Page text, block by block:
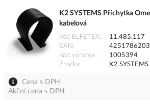
K2 SYSTEMS Příchytka
kabelová
Kód ELFETEX
11.485.117
EAN
Kód výrobce
1005394
Značka
K2 SYSTEMS
Cena s DPH
Akční cena s DPH